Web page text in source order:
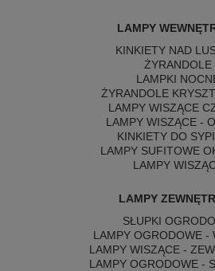
LAMPY
KINKIETY NAD
ŻYRANDOLE
LAMPKI
ŻYRANDOLE
LAMPY WISZĄCE
LAMPY WISZĄCE -
KINKIETY DO
LAMPY SUFITOWE
LAMPY
LAMPY
SŁUPKI
LAMPY OGRODOWE -
LAMPY WISZĄCE -
LAMPY OGRODOWE -